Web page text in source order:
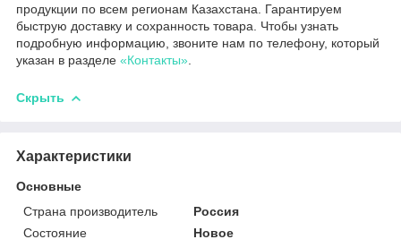
продукции по всем регионам Казахстана. Гарантируем
быструю доставку и сохранность товара. Чтобы узнать
подробную информацию, звоните нам по телефону, который
указан в разделе «Контакты»
Скрыть
Характеристики
Основные
Страна производитель
Россия
Состояние
Новое